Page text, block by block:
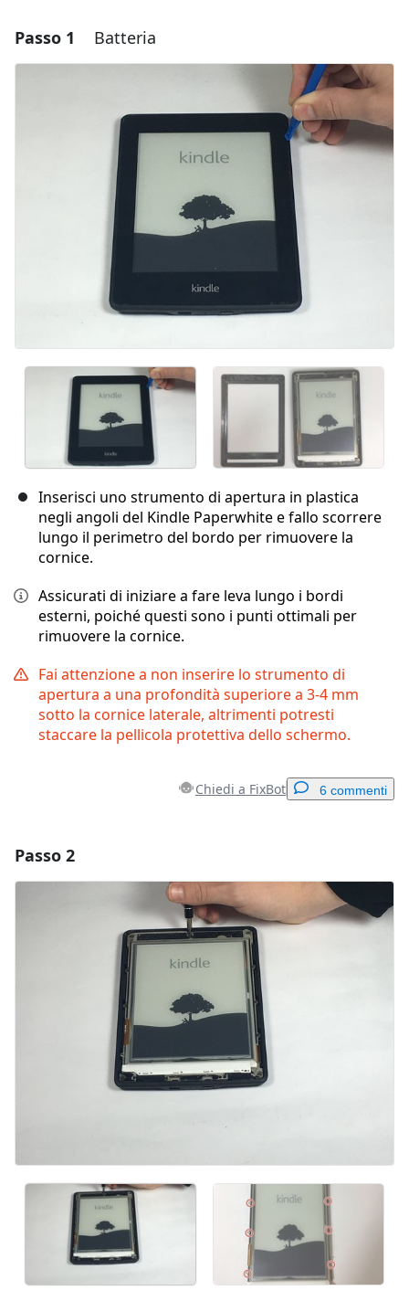
Passo 1 Batteria
Inserisci uno strumento di apertura in plastica
negli angoli del Kindle Paperwhite e fallo scorrere
lungo il perimetro del bordo per rimuovere la
cornice.
Assicurati di iniziare a fare leva lungo i bordi
esterni, poiché questi sono i punti ottimali per
rimuovere la cornice.
Fai attenzione a non inserire lo strumento di
apertura a una profondità superiore a 3-4 mm
sotto la cornice laterale, altrimenti potresti
staccare la pellicola protettiva dello schermo.
Chiedi a FixBot 6 commenti
Aggiungi Commento
Pubblica commento
Passo 2